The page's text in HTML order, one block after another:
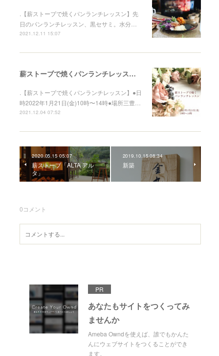
.【薪ストーブで焼くパンランチレッスン】先
日のパンランチレッスン、黒セサミ。水分…
2021.12.11 15:07
薪ストーブで焼くパンランチレッスン募集中
.【薪ストーブで焼くパンランチレッスン】●日
時2022年1月21日(金)10時〜14時●場所三豊…
2021.12.04 07:52
2020.05.15 05:07
薪ストーブ「ALTA アル
タ」
2019.10.15 08:34
新築
0コメント
PR
あなたもサイトをつくってみ
ませんか
Ameba Owndを使えば、誰でもかんた
んにウェブサイトをつくることができ
ます。